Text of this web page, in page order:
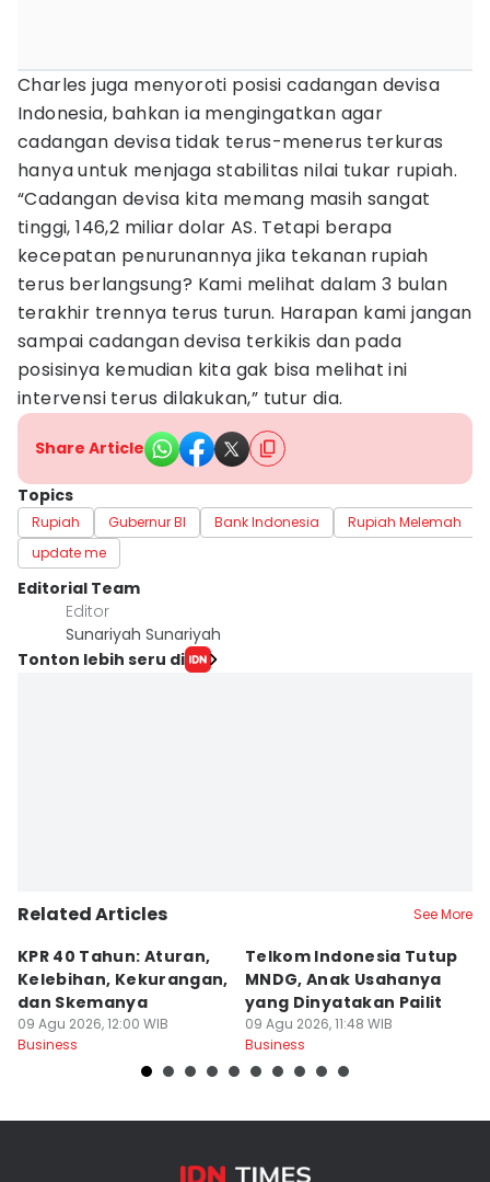
Charles juga menyoroti posisi cadangan devisa
Indonesia, bahkan ia mengingatkan agar
cadangan devisa tidak terus-menerus terkuras
hanya untuk menjaga stabilitas nilai tukar rupiah.
“Cadangan devisa kita memang masih sangat
tinggi, 146,2 miliar dolar AS. Tetapi berapa
kecepatan penurunannya jika tekanan rupiah
terus berlangsung? Kami melihat dalam 3 bulan
terakhir trennya terus turun. Harapan kami jangan
sampai cadangan devisa terkikis dan pada
posisinya kemudian kita gak bisa melihat ini
intervensi terus dilakukan,” tutur dia.
Share Article
Topics
Rupiah Gubernur BI Bank Indonesia
Rupiah Melemah
update me
Editorial Team
Editor
Sunariyah Sunariyah
Tonton lebih seru di
Related Articles See More
KPR 40 Tahun: Aturan,
Kelebihan, Kekurangan,
dan Skemanya
09 Agu 2026, 12:00 WIB
Business
Telkom Indonesia Tutup
MNDG, Anak Usahanya
yang Dinyatakan Pailit
09 Agu 2026, 11:48 WIB
Business